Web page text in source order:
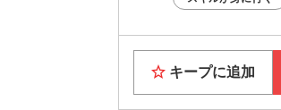
キープに追加